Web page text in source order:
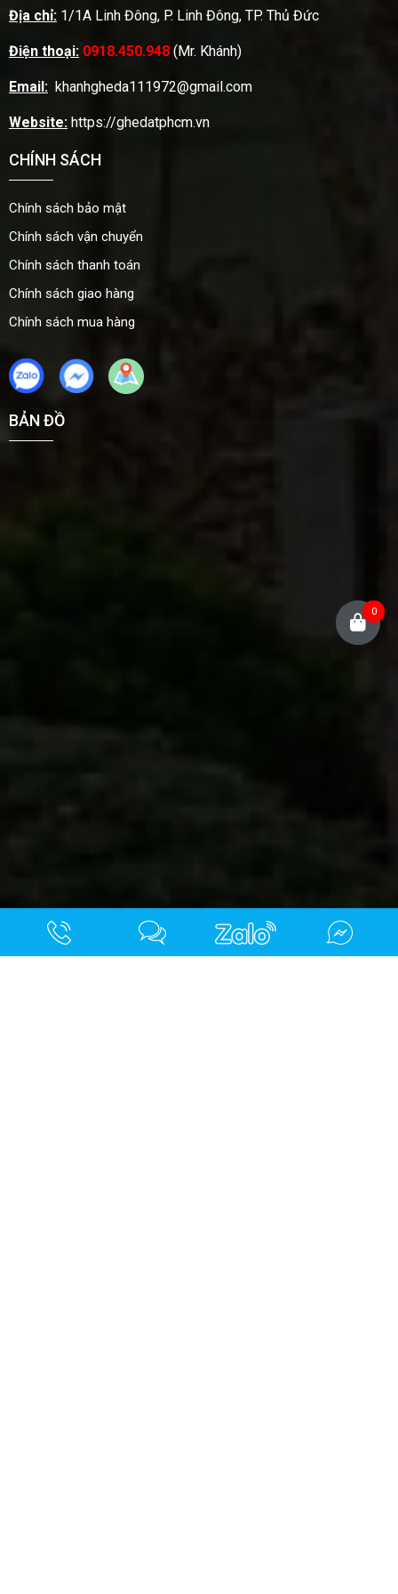
Địa chỉ: 1/1A Linh Đông, P. Linh Đông, TP. Thủ Đức
Điện thoại: 0918.450.948 (Mr. Khánh)
Email: khanhgheda111972@gmail.com
Website: https://ghedatphcm.vn
CHÍNH SÁCH
Chính sách bảo mật
Chính sách vận chuyển
Chính sách thanh toán
Chính sách giao hàng
Chính sách mua hàng
BẢN ĐỒ
0